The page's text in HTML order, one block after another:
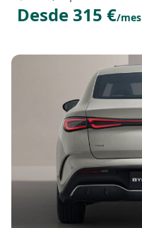
Desde 315 €/mes